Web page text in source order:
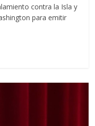
contra la Isla y
para emitir